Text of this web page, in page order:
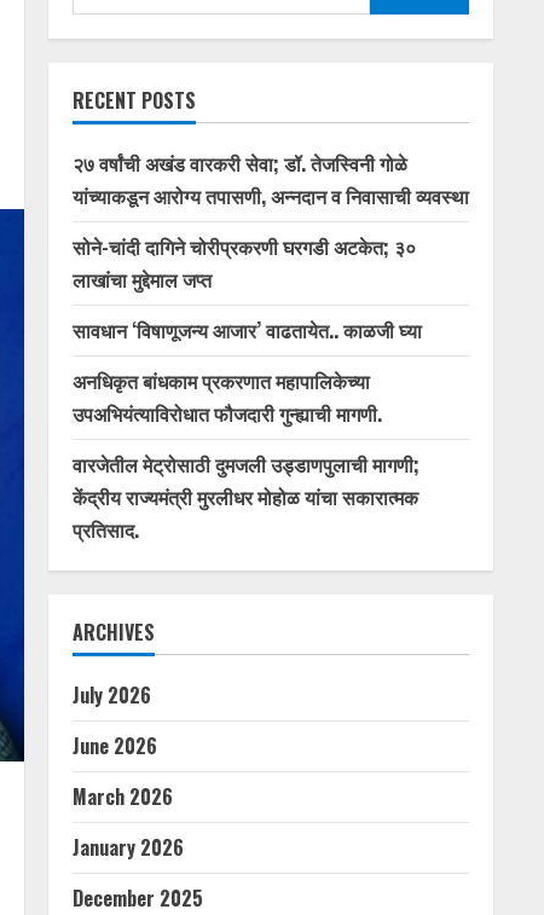
for:
RECENT POSTS
२७ वर्षांची अखंड वारकरी सेवा; डॉ. तेजस्विनी गोळे
यांच्याकडून आरोग्य तपासणी, अन्नदान व निवासाची व्यवस्था
सोने-चांदी दागिने चोरीप्रकरणी घरगडी अटकेत; ३०
लाखांचा मुद्देमाल जप्त
सावधान ‘विषाणूजन्य आजार’ वाढतायेत.. काळजी घ्या
अनधिकृत बांधकाम प्रकरणात महापालिकेच्या
उपअभियंत्याविरोधात फौजदारी गुन्ह्याची मागणी.
वारजेतील मेट्रोसाठी दुमजली उड्डाणपुलाची मागणी;
केंद्रीय राज्यमंत्री मुरलीधर मोहोळ यांचा सकारात्मक
प्रतिसाद.
ARCHIVES
July 2026
June 2026
March 2026
January 2026
December 2025